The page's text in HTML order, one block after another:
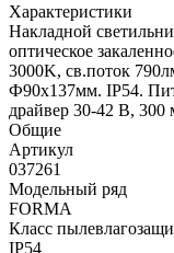
Характеристики
Накладной
оптическое
3000K, св.поток
Ф90x137мм. IP54.
драйвер 30-42 В, 300
Общие
Артикул
037261
Модельный ряд
FORMA
Класс
IP54